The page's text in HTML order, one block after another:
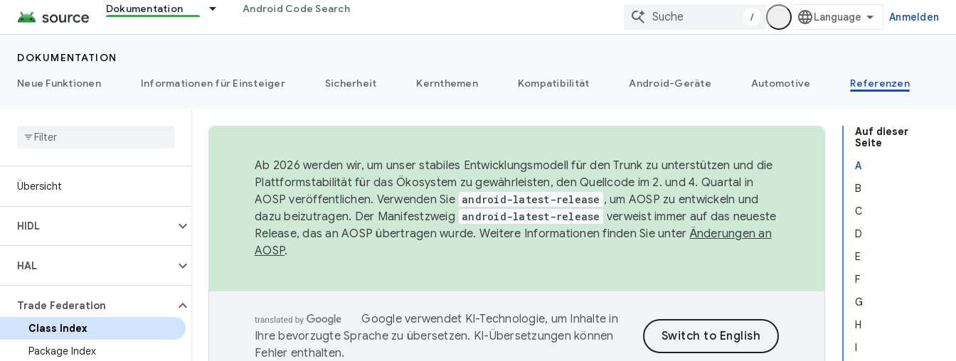
Dokumentation Android Code Search
/ Anmelden
DOKUMENTATION
Neue Funktionen
Informationen für Einsteiger Sicherheit Kernthemen Kompatibilität Android-Geräte Automotive Referenzen
Übersicht
HIDL
HAL
Trade Federation
Class Index
Package Index
Auf dieser
Seite
A
B
C
D
E
F
G
H
I
Ab 2026 werden wir, um unser stabiles Entwicklungsmodell für den Trunk zu unterstützen und die
Plattformstabilität für das Ökosystem zu gewährleisten, den Quellcode im 2. und 4. Quartal in
AOSP veröffentlichen. Verwenden Sie android-latest-release , um AOSP zu entwickeln und
dazu beizutragen. Der Manifestzweig android-latest-release verweist immer auf das neueste
Release, das an AOSP übertragen wurde. Weitere Informationen finden Sie unter Änderungen an
AOSP.
Google verwendet KI-Technologie, um Inhalte in
Ihre bevorzugte Sprache zu übersetzen. KI-Übersetzungen können
Fehler enthalten.